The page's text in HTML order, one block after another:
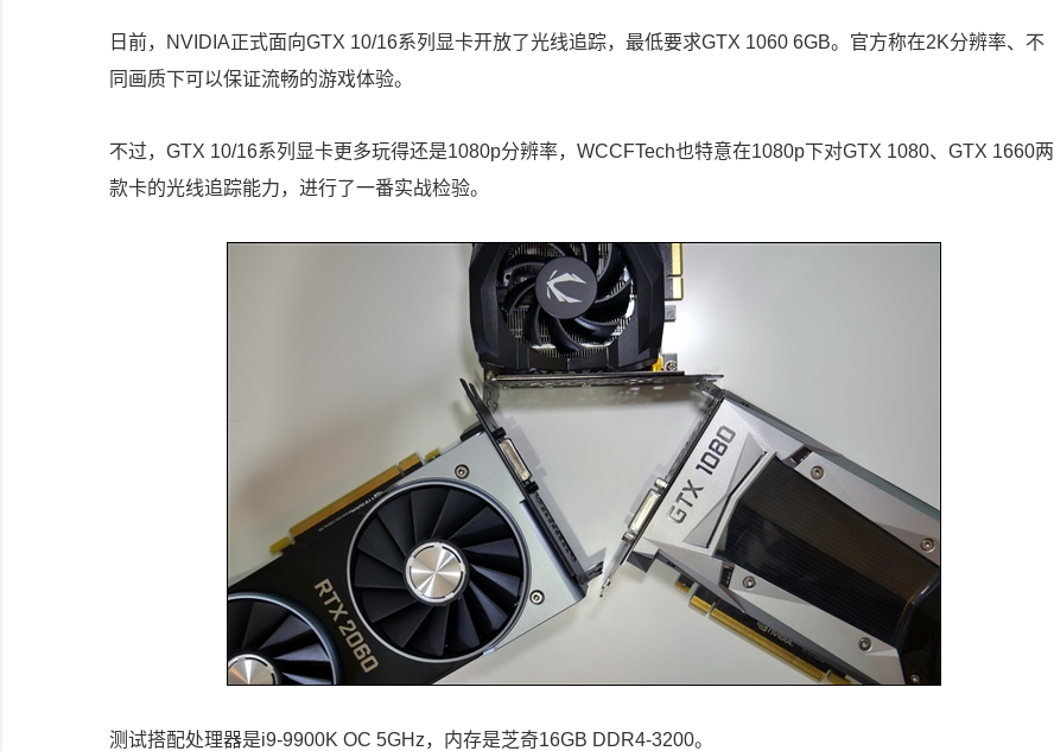
日前，NVIDIA正式面向GTX 10/16系列显卡开放了光线追踪，最低要求GTX 1060 6GB。官方称在2K分辨率、不
同画质下可以保证流畅的游戏体验。
不过，GTX 10/16系列显卡更多玩得还是1080p分辨率，WCCFTech也特意在1080p下对GTX 1080、GTX 1660两
款卡的光线追踪能力，进行了一番实战检验。
测试搭配处理器是i9-9900K OC 5GHz，内存是芝奇16GB DDR4-3200。